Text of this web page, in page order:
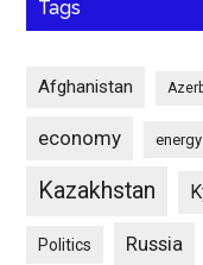
Tags
Afghanistan
economy energy
Kazakhstan
Politics Russia